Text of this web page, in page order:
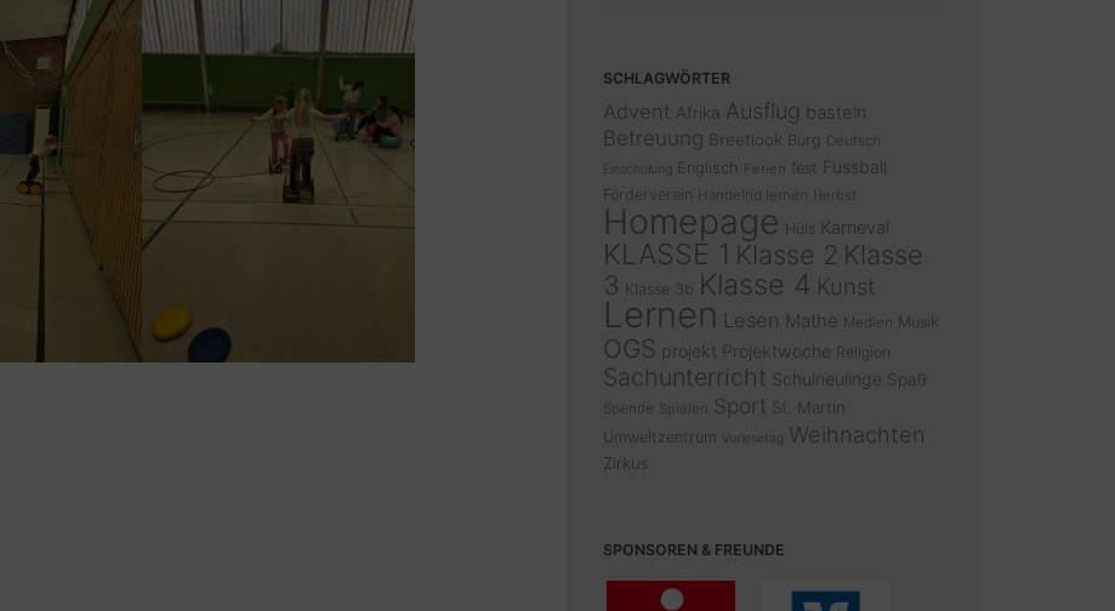
SCHLAGWÖRTER
Advent Afrika Ausflug basteln
Betreuung Breetlook Burg Deutsch
Einschulung Englisch Ferien fest Fussball
Förderverein Handelnd lernen Herbst
Homepage Hüls Karneval
KLASSE 1 Klasse 2 Klasse
3 Klasse 3b Klasse 4 Kunst
Lernen Lesen Mathe Medien Musik
OGS projekt Projektwoche Religion
Sachunterricht Schulneulinge Spaß
Spende Spielen Sport St. Martin
Umweltzentrum Vorlesetag Weihnachten
Zirkus
SPONSOREN & FREUNDE